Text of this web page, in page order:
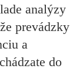
analýzy
prevádzky
a
do